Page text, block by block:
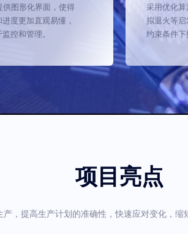
图形化界面，使得
度更加直观易懂，
控和管理。
采用优化
拟退火等
约束条件下
项目亮点
，提高生产计划的准确性，快速应对变化，